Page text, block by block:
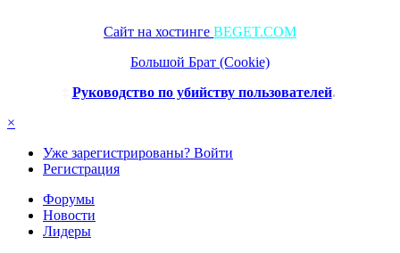
Сайт на хостинге BEGET.COM
Большой Брат (Cookie)
Руководство по убийству пользователей.
×
Уже зарегистрированы? Войти
Регистрация
Форумы
Новости
Лидеры